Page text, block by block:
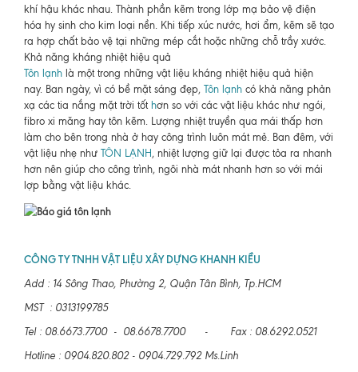
khí hậu khác nhau. Thành phần kẽm trong lớp mạ bảo vệ điện
hóa hy sinh cho kim loại nền. Khi tiếp xúc nước, hơi ẩm, kẽm sẽ tạo
ra hợp chất bảo vệ tại những mép cắt hoặc những chỗ trầy xước.
Khả năng kháng nhiệt hiệu quả
Tôn lạnh là một trong những vật liệu kháng nhiệt hiệu quả hiện
nay. Ban ngày, vì có bề mặt sáng đẹp, Tôn lạnh có khả năng phản
xạ các tia nắng mặt trời tốt hơn so với các vật liệu khác như ngói,
fibro xi măng hay tôn kẽm. Lượng nhiệt truyền qua mái thấp hơn
làm cho bên trong nhà ở hay công trình luôn mát mẻ. Ban đêm, với
vật liệu nhẹ như TÔN LẠNH , nhiệt lượng giữ lại được tỏa ra nhanh
hơn nên giúp cho công trình, ngôi nhà mát nhanh hơn so với mái
lợp bằng vật liệu khác.
CÔNG TY TNHH VẬT LIỆU XÂY DỰNG KHANH KIỀU
Add : 14 Sông Thao, Phường 2, Quận Tân Bình, Tp.HCM
MST : 0313199785
Tel : 08.6673.7700 - 08.6678.7700 - Fax : 08.6292.0521
Hotline : 0904.820.802 - 0904.729.792 Ms.Linh